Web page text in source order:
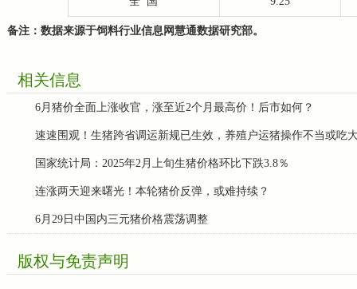
备注：数据来源于饲料行业信息网慧通数据研究部。
相关信息
6月猪价全面上涨收官，涨至近2个月最高价！后市如何？
速速围观！生猪跨省调运新规已生效，养殖户运猪操作不当或吃
国家统计局：2025年2月上旬生猪价格环比下跌3.8％
连涨两天迎来曙光！本轮猪价反弹，或难持续？
6月29日中国内三元猪价格震荡调整
版权与免责声明